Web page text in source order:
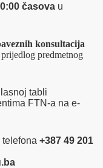
časova u
konsultacija
predmetnog
tabli
FTN-a na e-
+387 49 201